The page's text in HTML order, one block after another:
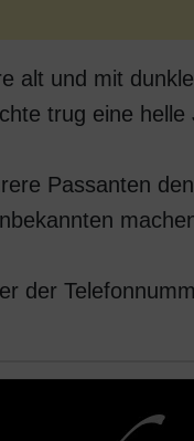
alt und mit
trug eine helle
Passanten
der